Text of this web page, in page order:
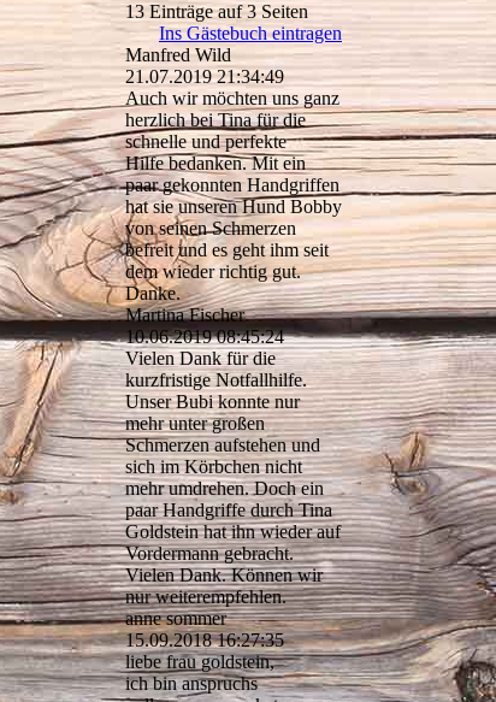
13 Einträge auf 3 Seiten
Ins Gästebuch eintragen
Manfred Wild
21.07.2019 21:34:49
Auch wir möchten uns ganz
herzlich bei Tina für die
schnelle und perfekte
Hilfe bedanken. Mit ein
paar gekonnten Handgriffen
hat sie unseren Hund Bobby
von seinen Schmerzen
befreit und es geht ihm seit
dem wieder richtig gut.
Danke.
Martina Fischer
10.06.2019 08:45:24
Vielen Dank für die
kurzfristige Notfallhilfe.
Unser Bubi konnte nur
mehr unter großen
Schmerzen aufstehen und
sich im Körbchen nicht
mehr umdrehen. Doch ein
paar Handgriffe durch Tina
Goldstein hat ihn wieder auf
Vordermann gebracht.
Vielen Dank. Können wir
nur weiterempfehlen.
anne sommer
15.09.2018 16:27:35
liebe frau goldstein,
ich bin anspruchs